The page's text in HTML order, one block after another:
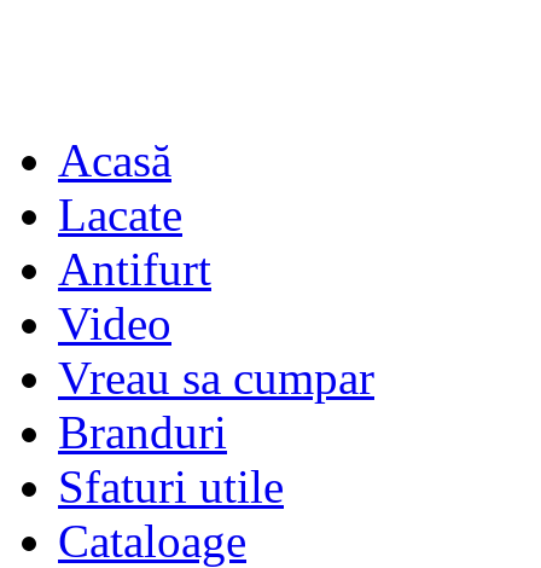
Acasă
Lacate
Antifurt
Video
Vreau sa cumpar
Branduri
Sfaturi utile
Cataloage